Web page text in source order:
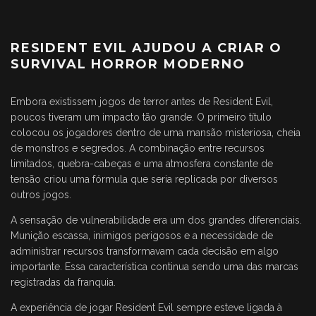
RESIDENT EVIL AJUDOU A CRIAR O
SURVIVAL HORROR MODERNO
Embora existissem jogos de terror antes de Resident Evil,
poucos tiveram um impacto tão grande. O primeiro título
colocou os jogadores dentro de uma mansão misteriosa, cheia
de monstros e segredos. A combinação entre recursos
limitados, quebra-cabeças e uma atmosfera constante de
tensão criou uma fórmula que seria replicada por diversos
outros jogos.
A sensação de vulnerabilidade era um dos grandes diferenciais.
Munição escassa, inimigos perigosos e a necessidade de
administrar recursos transformavam cada decisão em algo
importante. Essa característica continua sendo uma das marcas
registradas da franquia.
A experiência de jogar Resident Evil sempre esteve ligada à